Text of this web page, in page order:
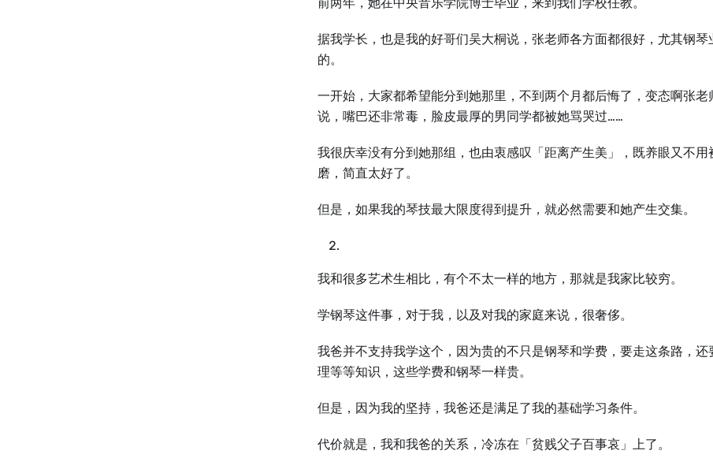
据我学长，也是我的好哥们吴大桐说，张老师各方面都很好，尤其钢琴
的。
一开始，大家都希望能分到她那里，不到两个月都后悔了，变态啊张老
说，嘴巴还非常毒，脸皮最厚的男同学都被她骂哭过……
我很庆幸没有分到她那组，也由衷感叹「距离产生美」，既养眼又不用
磨，简直太好了。
但是，如果我的琴技最大限度得到提升，就必然需要和她产生交集。
我和很多艺术生相比，有个不太一样的地方，那就是我家比较穷。
学钢琴这件事，对于我，以及对我的家庭来说，很奢侈。
我爸并不支持我学这个，因为贵的不只是钢琴和学费，要走这条路，还
理等等知识，这些学费和钢琴一样贵。
但是，因为我的坚持，我爸还是满足了我的基础学习条件。
代价就是，我和我爸的关系，冷冻在「贫贱父子百事哀」上了。